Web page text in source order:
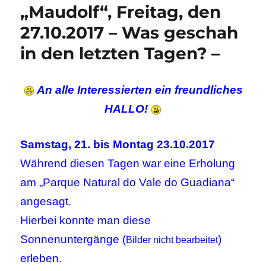
„Maudolf“, Freitag, den
27.10.2017 – Was geschah
in den letzten Tagen? –
An alle Interessierten ein freundliches
HALLO!
Samstag, 21. bis Montag 23.10.2017
Während diesen Tagen war eine Erholung
am „Parque Natural do Vale do Guadiana“
angesagt.
Hierbei konnte man diese
Sonnenuntergänge (Bilder nicht bearbeitet)
erleben.